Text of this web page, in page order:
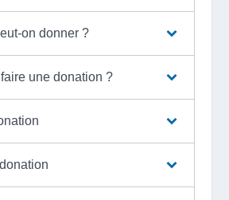
on donner ?
une donation ?